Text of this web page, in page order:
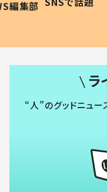
編集部 #令和の子
ラ
“人”のグッドニュー